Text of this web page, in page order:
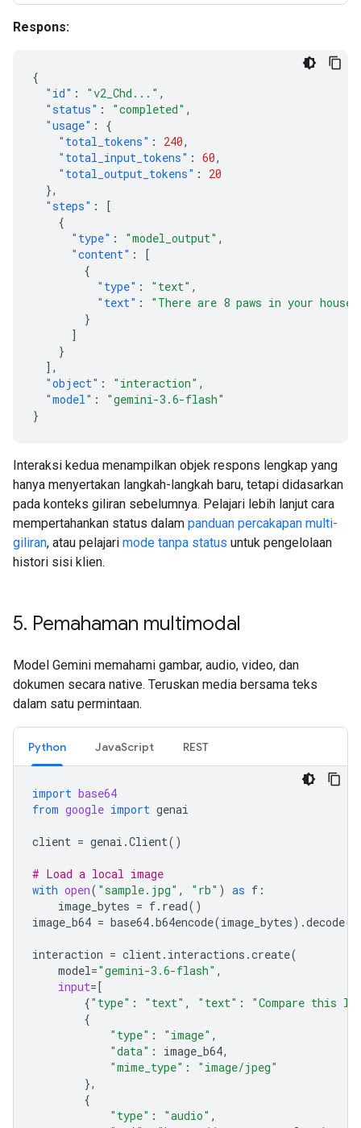
Respons:
{
"id" : "v2_Chd..." ,
"status" : "completed" ,
"usage" :
{
"total_tokens" : 240,
"total_input_tokens" : 60,
"total_output_tokens" :
20
},
"steps" :
[
{
"type" : "model_output" ,
"content" :
[
{
"type" : "text" ,
"text" :
"There are 8 paws in your
}
]
}
],
"object" : "interaction" ,
"model" :
"gemini-3.6-flash"
}
Interaksi kedua menampilkan objek respons lengkap yang
hanya menyertakan langkah-langkah baru, tetapi didasarkan
pada konteks giliran sebelumnya. Pelajari lebih lanjut cara
mempertahankan status dalam panduan percakapan multi-
giliran, atau pelajari mode tanpa status untuk pengelolaan
histori sisi klien.
5. Pemahaman multimodal
Model Gemini memahami gambar, audio, video, dan
dokumen secara native. Teruskan media bersama teks
dalam satu permintaan.
Python JavaScript REST
import base64
from google import genai
client = genai .Client()
# Load a local image
with open( "sample.jpg" , "rb" ) as f :
image_bytes = f. read()
image_b64 = base64.b64encode(image_bytes) .decode(
interaction = client. interactions .create(
model="gemini-3.6-flash" ,
input=[
{"type" : "text" , "text" :
"Compare this
{
"type" : "image" ,
"data" : image_b64,
"mime_type" :
"image/jpeg"
},
{
"type" : "audio" ,